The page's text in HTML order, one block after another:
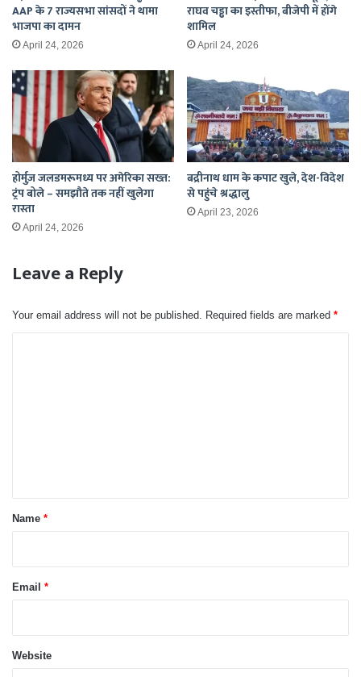
AAP के 7 राज्यसभा सांसदों ने थामा
भाजपा का दामन
April 24, 2026
राघव चड्ढा का इस्तीफा, बीजेपी में होंगे
शामिल
April 24, 2026
होर्मुज़ जलडमरूमध्य पर अमेरिका सख्त:
ट्रंप बोले – समझौते तक नहीं खुलेगा
रास्ता
April 24, 2026
बद्रीनाथ धाम के कपाट खुले, देश-विदेश
से पहुंचे श्रद्धालु
April 23, 2026
Leave a Reply
Your email address will not be published. Required fields are marked *
*
Name *
Email *
Website